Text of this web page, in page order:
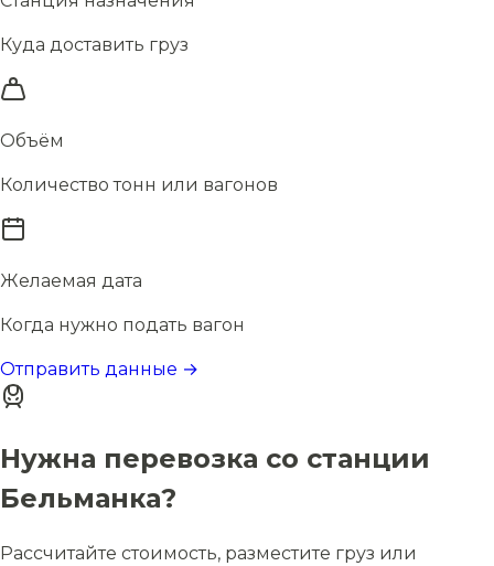
Куда доставить груз
Объём
Количество тонн или вагонов
Желаемая дата
Когда нужно подать вагон
Отправить данные →
Нужна перевозка со станции
Бельманка?
Рассчитайте стоимость, разместите груз или